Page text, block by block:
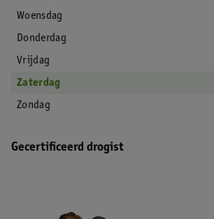
Woensdag
Donderdag
Vrijdag
Zaterdag
Zondag
Gecertificeerd drogist